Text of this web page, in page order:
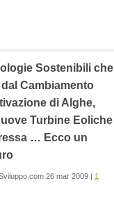
Sostenibili che
Cambiamento
di Alghe,
Turbine Eoliche
… Ecco un
26 mar 2009 | 1